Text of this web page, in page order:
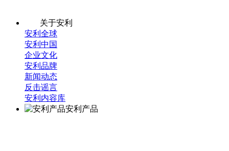
关于安利
安利全球
安利中国
企业文化
安利品牌
新闻动态
反击谣言
安利内容库
安利产品